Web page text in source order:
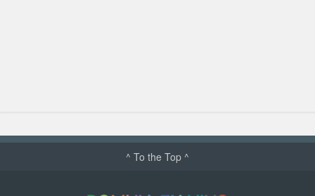
^ To the Top ^